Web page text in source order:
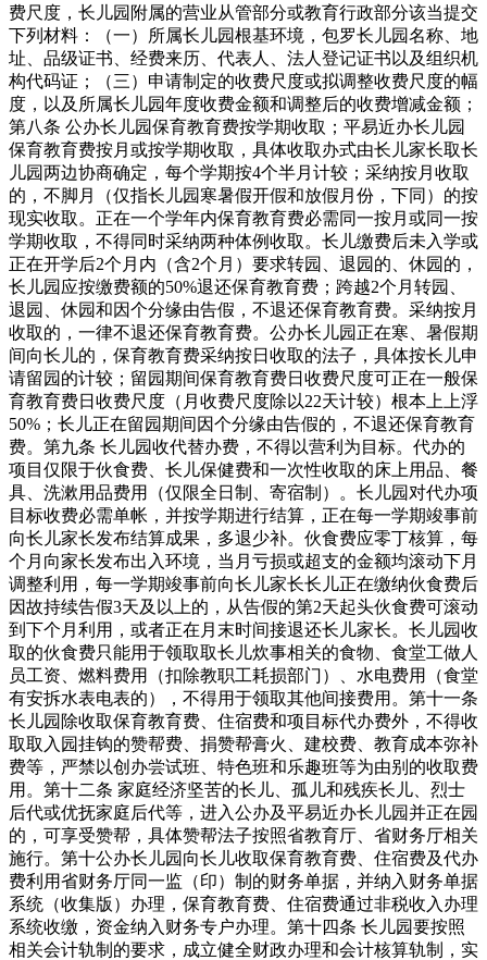
费尺度，长儿园附属的营业从管部分或教育行政部分该当提交
下列材料：（一）所属长儿园根基环境，包罗长儿园名称、地
址、品级证书、经费来历、代表人、法人登记证书以及组织机
构代码证；（三）申请制定的收费尺度或拟调整收费尺度的幅
度，以及所属长儿园年度收费金额和调整后的收费增减金额；
第八条 公办长儿园保育教育费按学期收取；平易近办长儿园
保育教育费按月或按学期收取，具体收取办式由长儿家长取长
儿园两边协商确定，每个学期按4个半月计较；采纳按月收取
的，不脚月（仅指长儿园寒暑假开假和放假月份，下同）的按
现实收取。正在一个学年内保育教育费必需同一按月或同一按
学期收取，不得同时采纳两种体例收取。长儿缴费后未入学或
正在开学后2个月内（含2个月）要求转园、退园的、休园的，
长儿园应按缴费额的50%退还保育教育费；跨越2个月转园、
退园、休园和因个分缘由告假，不退还保育教育费。采纳按月
收取的，一律不退还保育教育费。公办长儿园正在寒、暑假期
间向长儿的，保育教育费采纳按日收取的法子，具体按长儿申
请留园的计较；留园期间保育教育费日收费尺度可正在一般保
育教育费日收费尺度（月收费尺度除以22天计较）根本上上浮
50%；长儿正在留园期间因个分缘由告假的，不退还保育教育
费。第九条 长儿园收代替办费，不得以营利为目标。代办的
项目仅限于伙食费、长儿保健费和一次性收取的床上用品、餐
具、洗漱用品费用（仅限全日制、寄宿制）。长儿园对代办项
目标收费必需单帐，并按学期进行结算，正在每一学期竣事前
向长儿家长发布结算成果，多退少补。伙食费应零丁核算，每
个月向家长发布出入环境，当月亏损或超支的金额均滚动下月
调整利用，每一学期竣事前向长儿家长长儿正在缴纳伙食费后
因故持续告假3天及以上的，从告假的第2天起头伙食费可滚动
到下个月利用，或者正在月末时间接退还长儿家长。长儿园收
取的伙食费只能用于领取取长儿炊事相关的食物、食堂工做人
员工资、燃料费用（扣除教职工耗损部门）、水电费用（食堂
有安拆水表电表的），不得用于领取其他间接费用。第十一条
长儿园除收取保育教育费、住宿费和项目标代办费外，不得收
取取入园挂钩的赞帮费、捐赞帮膏火、建校费、教育成本弥补
费等，严禁以创办尝试班、特色班和乐趣班等为由别的收取费
用。第十二条 家庭经济坚苦的长儿、孤儿和残疾长儿、烈士
后代或优抚家庭后代等，进入公办及平易近办长儿园并正在园
的，可享受赞帮，具体赞帮法子按照省教育厅、省财务厅相关
施行。第十公办长儿园向长儿收取保育教育费、住宿费及代办
费利用省财务厅同一监（印）制的财务单据，并纳入财务单据
系统（收集版）办理，保育教育费、住宿费通过非税收入办理
系统收缴，资金纳入财务专户办理。第十四条 长儿园要按照
相关会计轨制的要求，成立健全财政办理和会计核算轨制，实